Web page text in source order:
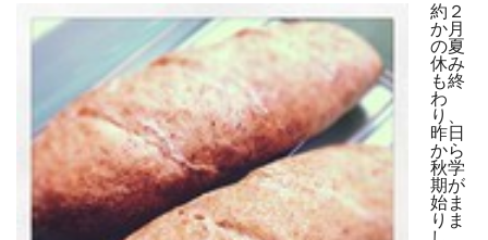
約２
か月
の夏
休み
も終
わ
り、
昨日
から
秋学
期が
始ま
りま